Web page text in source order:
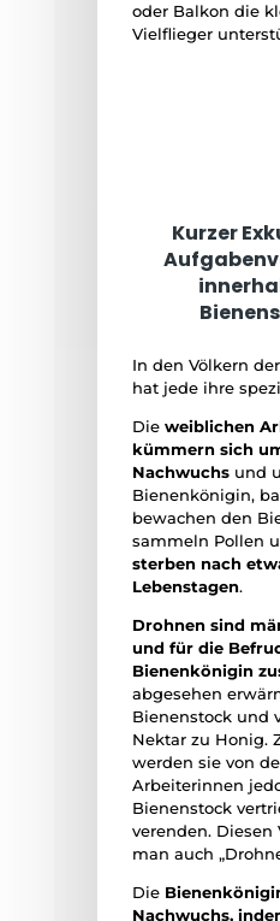
oder Balkon die
Vielflieger
Kurzer
In den Völkern
hat jede ihre
Dieweiblichen
kümmern sich
Nachwuchs und
Bienenkönigin,
bewachen den
sammeln Pollen
sterben nach
Lebenstagen.
Drohnen sind
und für die
Bienenkönigin
abgesehen
Bienenstock und
Nektar zu Honig.
werden sie von
Arbeiterinnen
Bienenstock
verenden. Diesen
man auch
Die
Nachwuchs,